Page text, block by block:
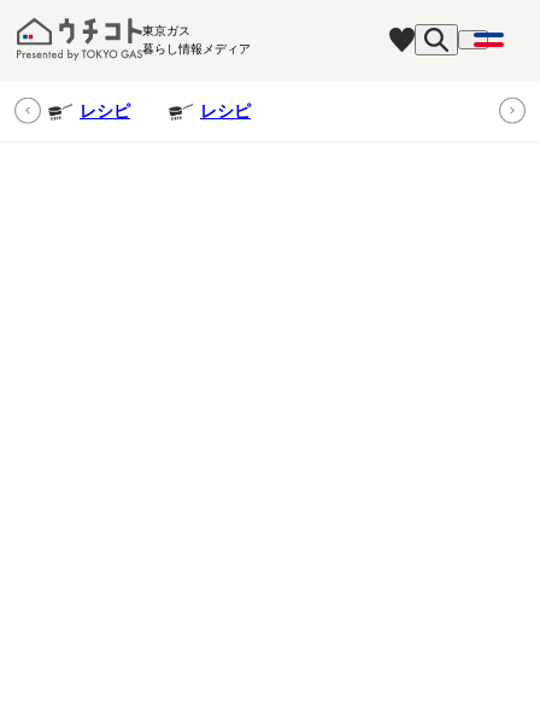
東京ガス
暮らし情報メディア
レシピ レシピ